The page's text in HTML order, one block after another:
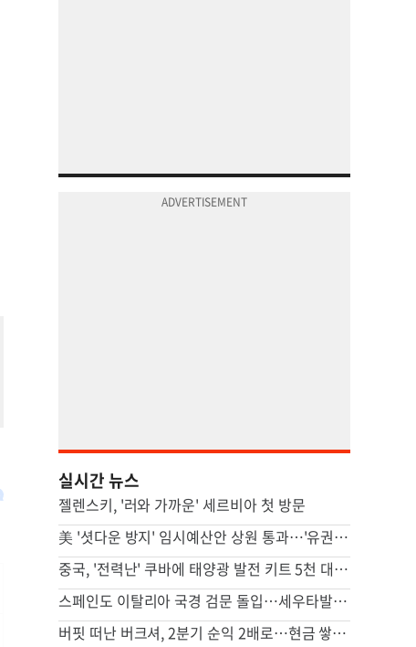
실시간 뉴스
젤렌스키, '러와 가까운' 세르비아 첫 방문
美 '셧다운 방지' 임시예산안 상원 통과…'유권자 ID법'은 좌절
중국, '전력난' 쿠바에 태양광 발전 키트 5천 대 기증
스페인도 이탈리아 국경 검문 돌입…세우타발 갈등 고조
버핏 떠난 버크셔, 2분기 순익 2배로…현금 쌓기서 투자로 전환